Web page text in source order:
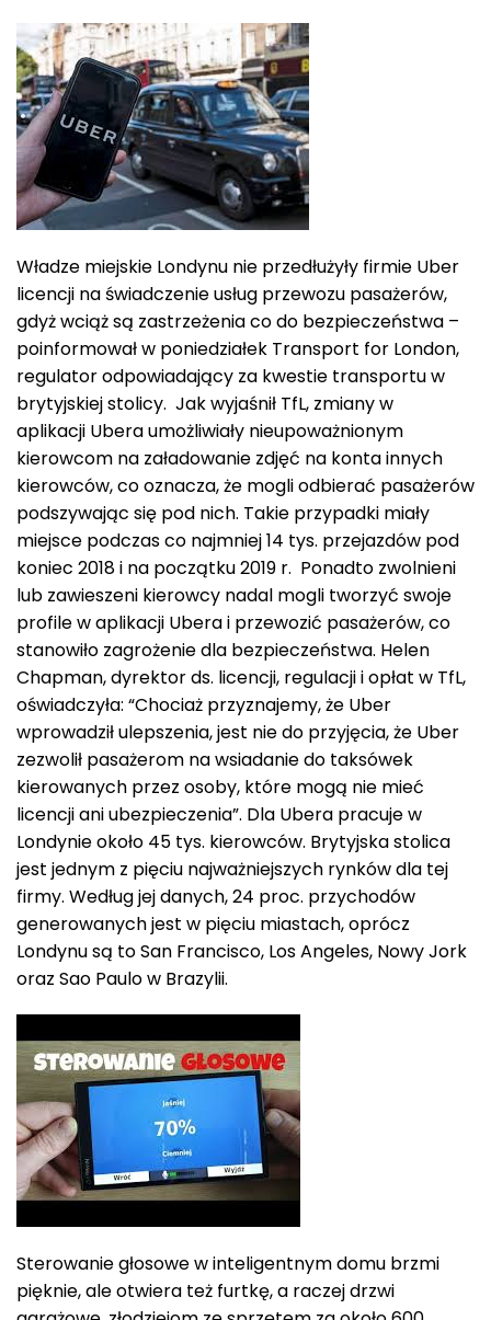
Władze miejskie Londynu nie przedłużyły firmie Uber
licencji na świadczenie usług przewozu pasażerów,
gdyż wciąż są zastrzeżenia co do bezpieczeństwa –
poinformował w poniedziałek Transport for London,
regulator odpowiadający za kwestie transportu w
brytyjskiej stolicy. Jak wyjaśnił TfL, zmiany w
aplikacji Ubera umożliwiały nieupoważnionym
kierowcom na załadowanie zdjęć na konta innych
kierowców, co oznacza, że mogli odbierać pasażerów
podszywając się pod nich. Takie przypadki miały
miejsce podczas co najmniej 14 tys. przejazdów pod
koniec 2018 i na początku 2019 r. Ponadto zwolnieni
lub zawieszeni kierowcy nadal mogli tworzyć swoje
profile w aplikacji Ubera i przewozić pasażerów, co
stanowiło zagrożenie dla bezpieczeństwa. Helen
Chapman, dyrektor ds. licencji, regulacji i opłat w TfL,
oświadczyła: “Chociaż przyznajemy, że Uber
wprowadził ulepszenia, jest nie do przyjęcia, że Uber
zezwolił pasażerom na wsiadanie do taksówek
kierowanych przez osoby, które mogą nie mieć
licencji ani ubezpieczenia”. Dla Ubera pracuje w
Londynie około 45 tys. kierowców. Brytyjska stolica
jest jednym z pięciu najważniejszych rynków dla tej
firmy. Według jej danych, 24 proc. przychodów
generowanych jest w pięciu miastach, oprócz
Londynu są to San Francisco, Los Angeles, Nowy Jork
oraz Sao Paulo w Brazylii.
Sterowanie głosowe w inteligentnym domu brzmi
pięknie, ale otwiera też furtkę, a raczej drzwi